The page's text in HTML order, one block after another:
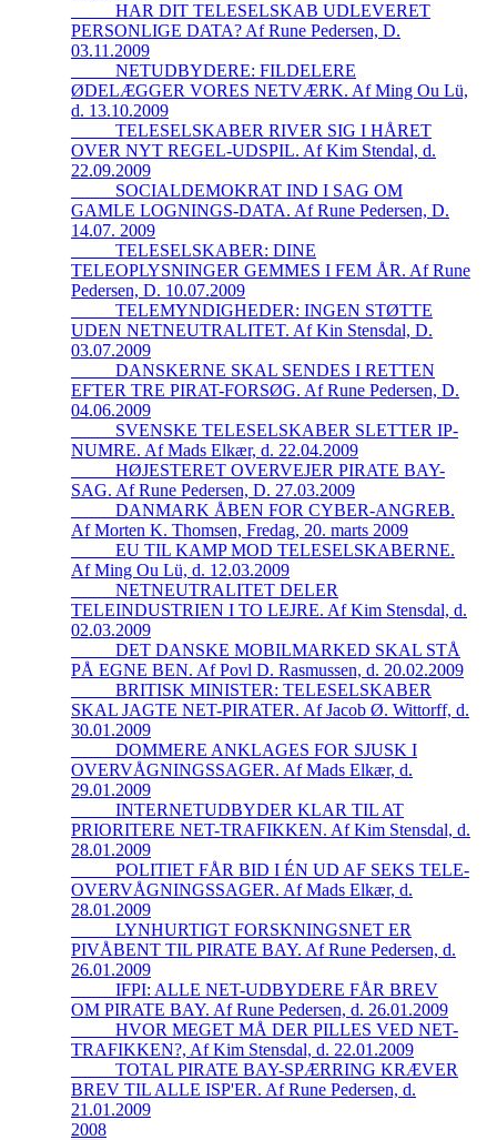
_____HAR DIT TELESELSKAB UDLEVERET
PERSONLIGE DATA? Af Rune Pedersen, D.
03.11.2009
_____NETUDBYDERE: FILDELERE
ØDELÆGGER VORES NETVÆRK. Af Ming Ou Lü,
d. 13.10.2009
_____TELESELSKABER RIVER SIG I HÅRET
OVER NYT REGEL-UDSPIL. Af Kim Stendal, d.
22.09.2009
_____SOCIALDEMOKRAT IND I SAG OM
GAMLE LOGNINGS-DATA. Af Rune Pedersen, D.
14.07. 2009
_____TELESELSKABER: DINE
TELEOPLYSNINGER GEMMES I FEM ÅR. Af Rune
Pedersen, D. 10.07.2009
_____TELEMYNDIGHEDER: INGEN STØTTE
UDEN NETNEUTRALITET. Af Kin Stensdal, D.
03.07.2009
_____DANSKERNE SKAL SENDES I RETTEN
EFTER TRE PIRAT-FORSØG. Af Rune Pedersen, D.
04.06.2009
_____SVENSKE TELESELSKABER SLETTER IP-
NUMRE. Af Mads Elkær, d. 22.04.2009
_____HØJESTERET OVERVEJER PIRATE BAY-
SAG. Af Rune Pedersen, D. 27.03.2009
_____DANMARK ÅBEN FOR CYBER-ANGREB.
Af Morten K. Thomsen, Fredag, 20. marts 2009
_____EU TIL KAMP MOD TELESELSKABERNE.
Af Ming Ou Lü, d. 12.03.2009
_____NETNEUTRALITET DELER
TELEINDUSTRIEN I TO LEJRE. Af Kim Stensdal, d.
02.03.2009
_____DET DANSKE MOBILMARKED SKAL STÅ
PÅ EGNE BEN. Af Povl D. Rasmussen, d. 20.02.2009
_____BRITISK MINISTER: TELESELSKABER
SKAL JAGTE NET-PIRATER. Af Jacob Ø. Wittorff, d.
30.01.2009
_____DOMMERE ANKLAGES FOR SJUSK I
OVERVÅGNINGSSAGER. Af Mads Elkær, d.
29.01.2009
_____INTERNETUDBYDER KLAR TIL AT
PRIORITERE NET-TRAFIKKEN. Af Kim Stensdal, d.
28.01.2009
_____POLITIET FÅR BID I ÉN UD AF SEKS TELE-
OVERVÅGNINGSSAGER. Af Mads Elkær, d.
28.01.2009
_____LYNHURTIGT FORSKNINGSNET ER
PIVÅBENT TIL PIRATE BAY. Af Rune Pedersen, d.
26.01.2009
_____IFPI: ALLE NET-UDBYDERE FÅR BREV
OM PIRATE BAY. Af Rune Pedersen, d. 26.01.2009
_____HVOR MEGET MÅ DER PILLES VED NET-
TRAFIKKEN?, Af Kim Stensdal, d. 22.01.2009
_____TOTAL PIRATE BAY-SPÆRRING KRÆVER
BREV TIL ALLE ISP'ER. Af Rune Pedersen, d.
21.01.2009
2008